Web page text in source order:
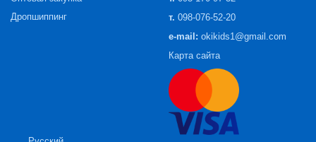
Дропшиппинг
т. 098-076-52-20
e-mail: okikids1@gmail.com
Карта сайта